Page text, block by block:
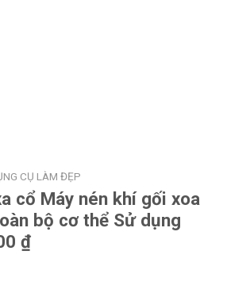
CỤ LÀM ĐẸP
cổ Máy nén khí gối xoa
bộ cơ thể Sử dụng
₫